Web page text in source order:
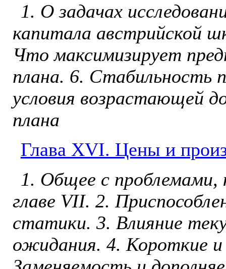
1. О задачах
капита­ла австрийской
Что мак­симизирует
плана. 6. Стабильность
условия возрастающей
плана
Глава ХVI. Цены и
1. Общее с проблемами,
гла­ве VII. 2.
стати­ки. 3. Влияние
ожидания. 4. Короткие и